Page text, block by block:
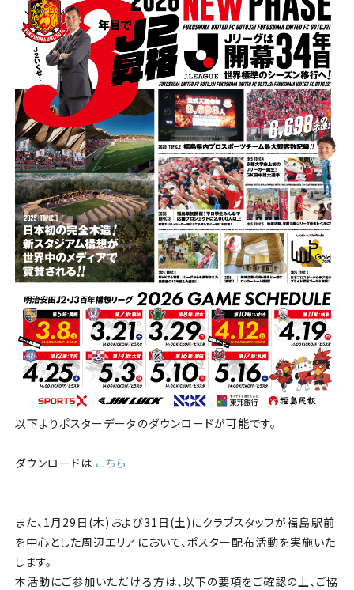
まちづくり
パートナー
NPO
その他
以下よりポスターデータのダウンロードが可能です。
ダウンロードは こちら
また、1月29日(木)および31日(土)にクラブスタッフが福島駅前
を中心とした周辺エリアにおいて、ポスター配布活動を実施いた
します。
本活動にご参加いただける方は、以下の要項をご確認の上、ご協